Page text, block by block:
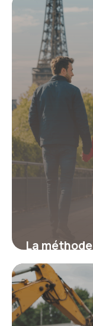
La
bénévole à
d’enfants
structures
19 juin 2026